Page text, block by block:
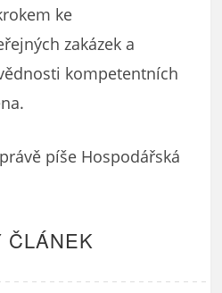
ke
zakázek a
kompetentních
píše Hospodářská
ČLÁNEK